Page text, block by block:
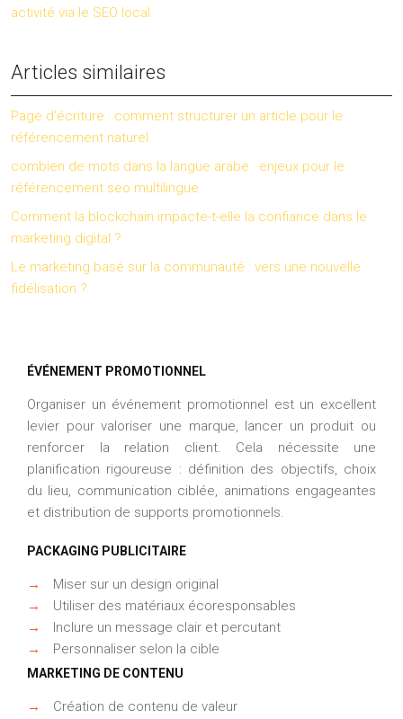
activité via le SEO local
Articles similaires
Page d’écriture : comment structurer un article pour le
référencement naturel
combien de mots dans la langue arabe : enjeux pour le
référencement seo multilingue
Comment la blockchain impacte-t-elle la confiance dans le
marketing digital ?
Le marketing basé sur la communauté : vers une nouvelle
fidélisation ?
ÉVÉNEMENT PROMOTIONNEL
Organiser un événement promotionnel est un excellent
levier pour valoriser une marque, lancer un produit ou
renforcer la relation client. Cela nécessite une
planification rigoureuse : définition des objectifs, choix
du lieu, communication ciblée, animations engageantes
et distribution de supports promotionnels.
PACKAGING PUBLICITAIRE
→
Miser sur un design original
→
Utiliser des matériaux écoresponsables
→
Inclure un message clair et percutant
→
Personnaliser selon la cible
MARKETING DE CONTENU
→ Création de contenu de valeur